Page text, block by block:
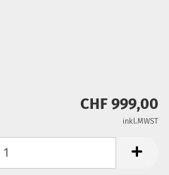
CHF 999,00
inkl.MWST